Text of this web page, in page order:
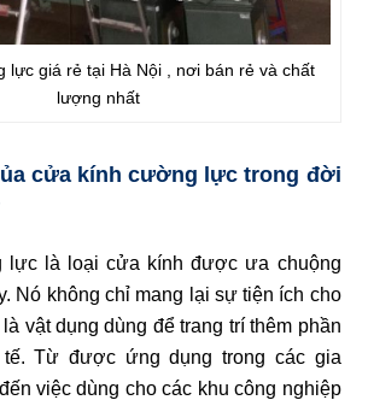
lực giá rẻ tại Hà Nội , nơi bán rẻ và chất
lượng nhất
cửa kính cường lực trong đời
lực là loại cửa kính được ưa chuộng
Nó không chỉ mang lại sự tiện ích cho
vật dụng dùng để trang trí thêm phần
tế. Từ được ứng dụng trong các gia
việc dùng cho các khu công nghiệp